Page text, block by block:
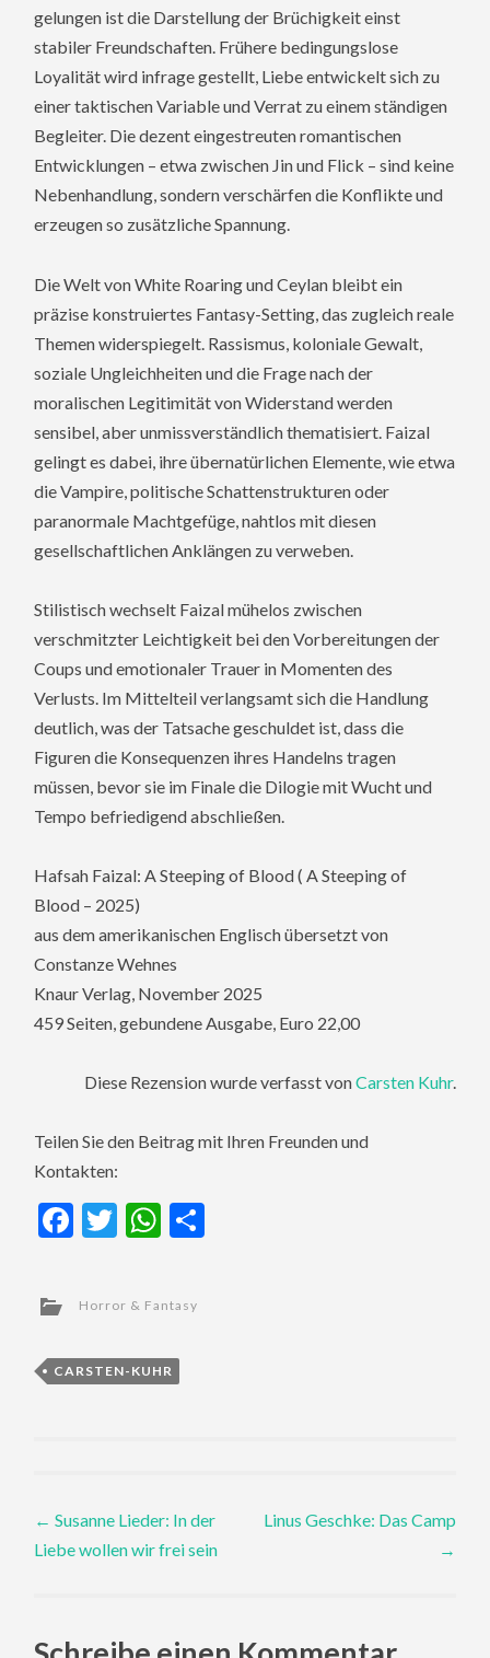
gelungen ist die Darstellung der Brüchigkeit einst
stabiler Freundschaften. Frühere bedingungslose
Loyalität wird infrage gestellt, Liebe entwickelt sich zu
einer taktischen Variable und Verrat zu einem ständigen
Begleiter. Die dezent eingestreuten romantischen
Entwicklungen – etwa zwischen Jin und Flick – sind keine
Nebenhandlung, sondern verschärfen die Konflikte und
erzeugen so zusätzliche Spannung.
Die Welt von White Roaring und Ceylan bleibt ein
präzise konstruiertes Fantasy-Setting, das zugleich reale
Themen widerspiegelt. Rassismus, koloniale Gewalt,
soziale Ungleichheiten und die Frage nach der
moralischen Legitimität von Widerstand werden
sensibel, aber unmissverständlich thematisiert. Faizal
gelingt es dabei, ihre übernatürlichen Elemente, wie etwa
die Vampire, politische Schattenstrukturen oder
paranormale Machtgefüge, nahtlos mit diesen
gesellschaftlichen Anklängen zu verweben.
Stilistisch wechselt Faizal mühelos zwischen
verschmitzter Leichtigkeit bei den Vorbereitungen der
Coups und emotionaler Trauer in Momenten des
Verlusts. Im Mittelteil verlangsamt sich die Handlung
deutlich, was der Tatsache geschuldet ist, dass die
Figuren die Konsequenzen ihres Handelns tragen
müssen, bevor sie im Finale die Dilogie mit Wucht und
Tempo befriedigend abschließen.
Hafsah Faizal: A Steeping of Blood ( A Steeping of
Blood – 2025)
aus dem amerikanischen Englisch übersetzt von
Constanze Wehnes
Knaur Verlag, November 2025
459 Seiten, gebundene Ausgabe, Euro 22,00
Diese Rezension wurde verfasst vonCarsten Kuhr.
Teilen Sie den Beitrag mit Ihren Freunden und
Kontakten:
Facebook
TwitterWhatsApp
Horror & Fantasy
CARSTEN-KUHR
Post
← Susanne Lieder: In der
Liebe wollen wir frei sein
Linus Geschke: Das Camp
→